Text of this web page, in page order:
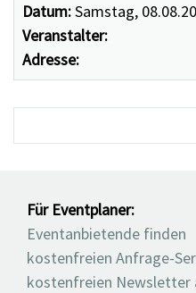
Datum:Samstag,
Veranstalter:
Adresse:
Für Eventplaner:
Eventanbietende finden
kostenfreien Anfrage-
kostenfreien Newsletter